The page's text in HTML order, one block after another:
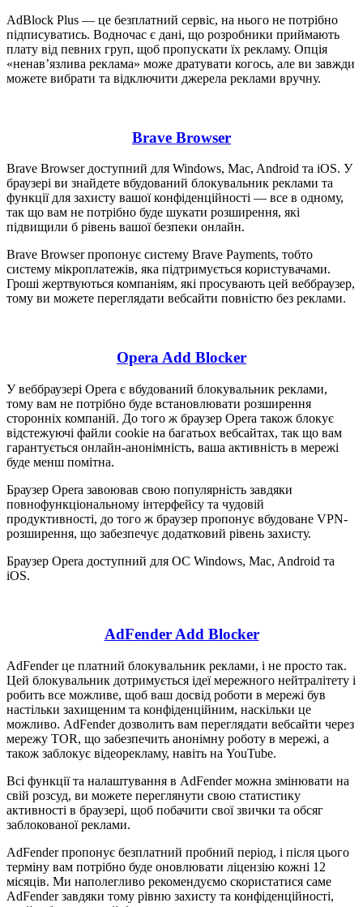
AdBlock Plus — це безплатний сервіс, на нього не потрібно
підписуватись. Водночас є дані, що розробники приймають
плату від певних груп, щоб пропускати їх рекламу. Опція
«ненав’язлива реклама» може дратувати когось, але ви завжди
можете вибрати та відключити джерела реклами вручну.
Brave Browser
Brave Browser доступний для Windows, Mac, Android та iOS. У
браузері ви знайдете вбудований блокувальник реклами та
функції для захисту вашої конфіденційності — все в одному,
так що вам не потрібно буде шукати розширення, які
підвищили б рівень вашої безпеки онлайн.
Brave Browser пропонує систему Brave Payments, тобто
систему мікроплатежів, яка підтримується користувачами.
Гроші жертвуються компаніям, які просувають цей веббраузер,
тому ви можете переглядати вебсайти повністю без реклами.
Opera Add Blocker
У веббраузері Opera є вбудований блокувальник реклами,
тому вам не потрібно буде встановлювати розширення
сторонніх компаній. До того ж браузер Opera також блокує
відстежуючі файли cookie на багатьох вебсайтах, так що вам
гарантується онлайн-анонімність, ваша активність в мережі
буде менш помітна.
Браузер Opera завоював свою популярність завдяки
повнофункціональному інтерфейсу та чудовій
продуктивності, до того ж браузер пропонує вбудоване VPN-
розширення, що забезпечує додатковий рівень захисту.
Браузер Opera доступний для ОС Windows, Mac, Android та
iOS.
AdFender Add Blocker
AdFender це платний блокувальник реклами, і не просто так.
Цей блокувальник дотримується ідеї мережного нейтралітету і
робить все можливе, щоб ваш досвід роботи в мережі був
настільки захищеним та конфіденційним, наскільки це
можливо. AdFender дозволить вам переглядати вебсайти через
мережу TOR, що забезпечить анонімну роботу в мережі, а
також заблокує відеорекламу, навіть на YouTube.
Всі функції та налаштування в AdFender можна змінювати на
свій розсуд, ви можете переглянути свою статистику
активності в браузері, щоб побачити свої звички та обсяг
заблокованої реклами.
AdFender пропонує безплатний пробний період, і після цього
терміну вам потрібно буде оновлювати ліцензію кожні 12
місяців. Ми наполегливо рекомендуємо скористатися саме
AdFender завдяки тому рівню захисту та конфіденційності,